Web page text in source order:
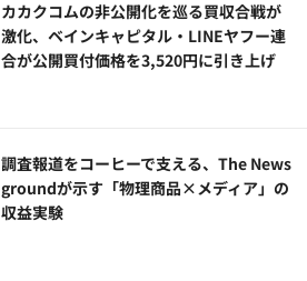
カカクコムの非公開化を巡る買収合戦が
激化、ベインキャピタル・LINEヤフー連
合が公開買付価格を3,520円に引き上げ
調査報道をコーヒーで支える、The News
groundが示す「物理商品×メディア」の
収益実験